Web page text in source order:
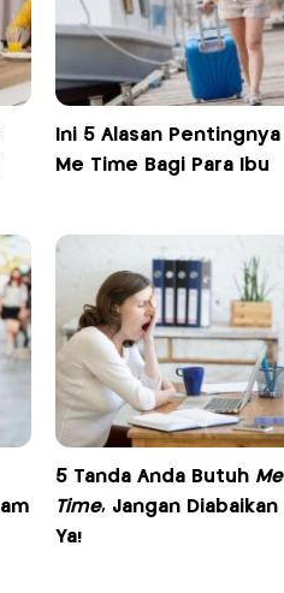
Ini 5 Alasan Pentingnya
Me Time Bagi Para Ibu
5 Tanda Anda Butuh Me
Time, Jangan Diabaikan
Ya!